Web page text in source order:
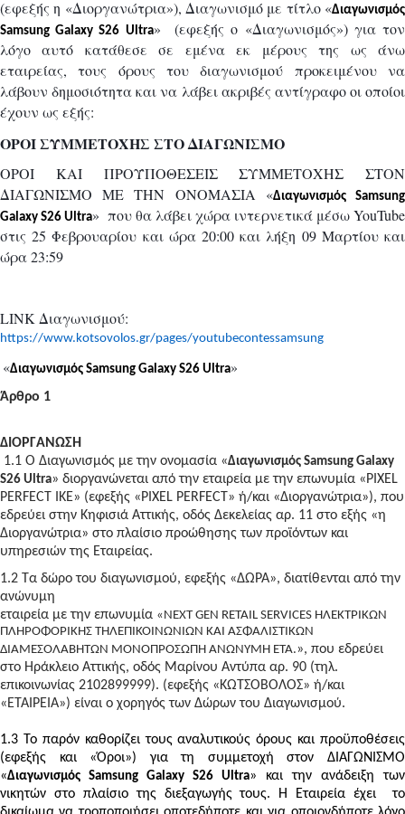
(εφεξής η «Διοργανώτρια»), Διαγωνισμό με τίτλο «Διαγωνισμός
Samsung Galaxy S26 Ultra» (εφεξής ο «Διαγωνισμός») για τον
λόγο αυτό κατάθεσε σε εμένα εκ μέρους της ως άνω
εταιρείας, τους όρους του διαγωνισμού προκειμένου να
λάβουν δημοσιότητα και να λάβει ακριβές αντίγραφο οι οποίοι
έχουν ως εξής:
ΟΡΟΙ ΣΥΜΜΕΤΟΧΗΣ ΣΤΟ ΔΙΑΓΩΝΙΣΜΟ
OPOI KAI ΠΡΟΫΠΟΘΕΣΕΙΣ ΣΥΜΜΕΤΟΧΗΣ ΣΤΟΝ
ΔΙΑΓΩΝΙΣΜΟ ΜΕ ΤΗΝ ΟΝΟΜΑΣΙΑ «Διαγωνισμός Samsung
Galaxy S26 Ultra» που θα λάβει χώρα ιντερνετικά μέσω YouTube
στις 25 Φεβρουαρίου και ώρα 20:00 και λήξη 09 Μαρτίου και
ώρα 23:59
LINK Διαγωνισμού:
https://www.kotsovolos.gr/pages/youtubecontessamsung
«Διαγωνισμός Samsung Galaxy S26 Ultra»
Άρθρο 1
ΔΙΟΡΓΑΝΩΣΗ
1.1 Ο Διαγωνισμός με την ονομασία «Διαγωνισμός Samsung Galaxy
S26 Ultra» διοργανώνεται από την εταιρεία με την επωνυμία «PIXEL
PERFECT ΙΚΕ» (εφεξής «PIXEL PERFECT» ή/και «Διοργανώτρια»), που
εδρεύει στην Κηφισιά Αττικής, οδός Δεκελείας αρ. 11 στο εξής «η
Διοργανώτρια» στο πλαίσιο προώθησης των προϊόντων και
υπηρεσιών της Εταιρείας.
1.2 Τα δώρο του διαγωνισμού, εφεξής «ΔΩΡΑ», διατίθενται από την
ανώνυμη
εταιρεία με την επωνυμία «NEXT GEN RETAIL SERVICES ΗΛΕΚΤΡΙΚΩΝ
ΠΛΗΡΟΦΟΡΙΚΗΣ ΤΗΛΕΠΙΚΟΙΝΩΝΙΩΝ ΚΑΙ ΑΣΦΑΛΙΣΤΙΚΩΝ
ΔΙΑΜΕΣΟΛΑΒΗΤΩΝ ΜΟΝΟΠΡΟΣΩΠΗ ΑΝΩΝΥΜΗ ΕΤΑ. », που εδρεύει
στο Ηράκλειο Αττικής, οδός Μαρίνου Αντύπα αρ. 90 (τηλ.
επικοινωνίας 2102899999). (εφεξής «ΚΩΤΣΟΒΟΛΟΣ» ή/και
«ΕΤΑΙΡΕΙΑ») είναι ο χορηγός των Δώρων του Διαγωνισμού.
1.3 Το παρόν καθορίζει τους αναλυτικούς όρους και προϋποθέσεις
(εφεξής και «Όροι») για τη συμμετοχή στον ΔΙΑΓΩΝΙΣΜΟ
«Διαγωνισμός Samsung Galaxy S26 Ultra» και την ανάδειξη των
νικητών στο πλαίσιο της διεξαγωγής τους. Η Εταιρεία έχει το